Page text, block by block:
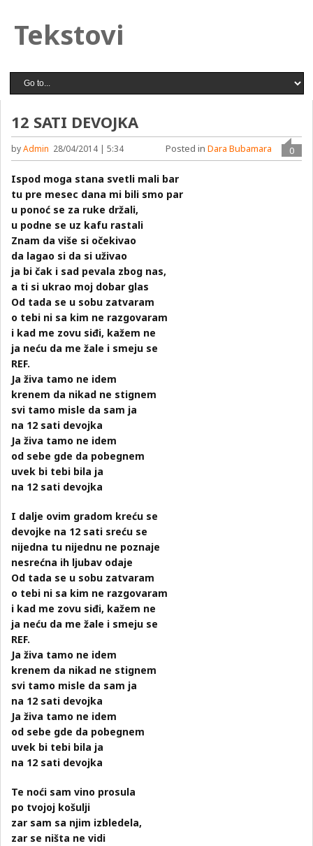
Tekstovi
12 SATI DEVOJKA
byAdmin 28/04/2014 | 5:34 0
Posted in Dara Bubamara
Ispod moga stana svetli mali bar
tu pre mesec dana mi bili smo par
u ponoć se za ruke držali,
u podne se uz kafu rastali
Znam da više si očekivao
da lagao si da si uživao
ja bi čak i sad pevala zbog nas,
a ti si ukrao moj dobar glas
Od tada se u sobu zatvaram
o tebi ni sa kim ne razgovaram
i kad me zovu siđi, kažem ne
ja neću da me žale i smeju se
REF.
Ja živa tamo ne idem
krenem da nikad ne stignem
svi tamo misle da sam ja
na 12 sati devojka
Ja živa tamo ne idem
od sebe gde da pobegnem
uvek bi tebi bila ja
na 12 sati devojka
I dalje ovim gradom kreću se
devojke na 12 sati sreću se
nijedna tu nijednu ne poznaje
nesrećna ih ljubav odaje
Od tada se u sobu zatvaram
o tebi ni sa kim ne razgovaram
i kad me zovu siđi, kažem ne
ja neću da me žale i smeju se
REF.
Ja živa tamo ne idem
krenem da nikad ne stignem
svi tamo misle da sam ja
na 12 sati devojka
Ja živa tamo ne idem
od sebe gde da pobegnem
uvek bi tebi bila ja
na 12 sati devojka
Te noći sam vino prosula
po tvojoj košulji
zar sam sa njim izbledela,
zar se ništa ne vidi